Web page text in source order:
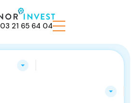
03 21 65 64 04